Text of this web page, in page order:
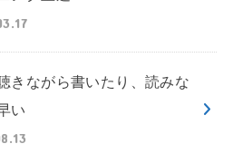
きながら書いたり、読みな
い